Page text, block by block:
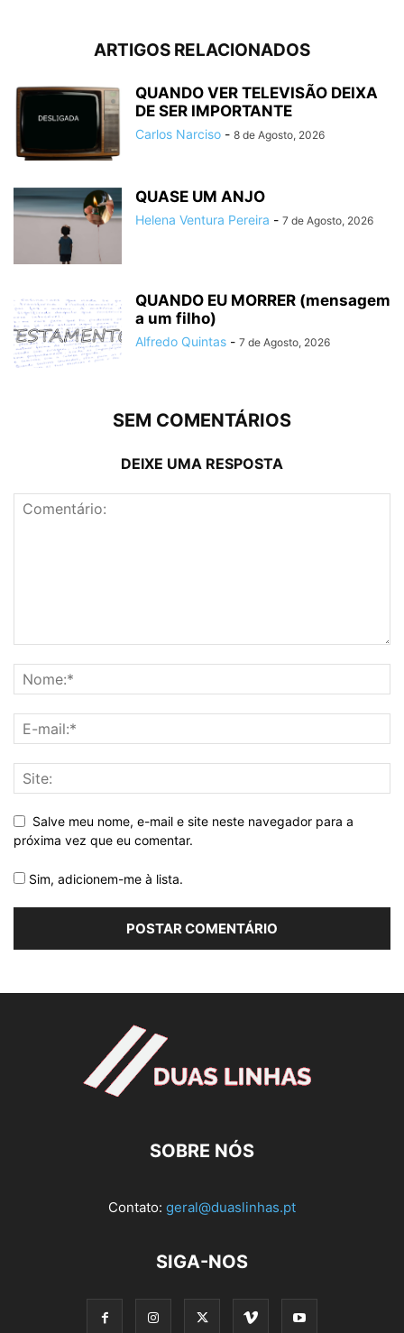
ARTIGOS RELACIONADOS
QUANDO VER TELEVISÃO DEIXA
DE SER IMPORTANTE
Carlos Narciso - 8 de Agosto, 2026
QUASE UM ANJO
Helena Ventura Pereira - 7 de Agosto, 2026
QUANDO EU MORRER (mensagem
a um filho)
Alfredo Quintas - 7 de Agosto, 2026
SEM COMENTÁRIOS
DEIXE UMA RESPOSTA
Salve meu nome, e-mail e site neste navegador para a
próxima vez que eu comentar.
Sim, adicionem-me à lista.
SOBRE NÓS
Contato: geral@duaslinhas.pt
SIGA-NOS